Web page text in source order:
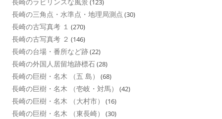
長崎のラビリンスな風景 (123)
長崎の三角点・水準点・地理局測点 (30)
長崎の古写真考 １ (270)
長崎の古写真考 ２ (146)
長崎の台場・番所など跡(22)
長崎の外国人居留地跡標石(28)
長崎の巨樹・名木 （五 島） (68)
長崎の巨樹・名木 （壱岐・対馬） (42)
長崎の巨樹・名木 （大村市） (16)
長崎の巨樹・名木 （東長崎） (30)